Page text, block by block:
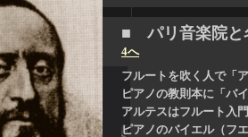
■ パリ音楽
4へ
フルートを吹く人で「
ピアノの教則本に「バ
アルテスはフルート入
ピアノのバイエル（フ